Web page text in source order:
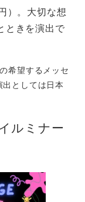
）。大切な想
ときを演出で
希望するメッセ
としては日本
ルミナー